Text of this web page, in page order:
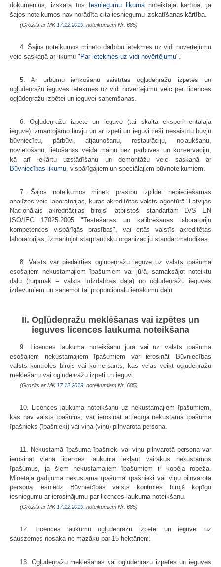
dokumentus, izskata tos Iesniegumu likumā noteiktajā kārtībā, ja
šajos noteikumos nav norādīta cita iesniegumu izskatīšanas kārtība.
(Grozīts ar MK 17.12.2019. noteikumiem Nr. 685)
4. Šajos noteikumos minēto darbību ietekmes uz vidi novērtējumu
veic saskaņā ar likumu "Par ietekmes uz vidi novērtējumu".
5. Ar urbumu ierīkošanu saistītas ogļūdeņražu izpētes un
ogļūdeņražu ieguves ietekmes uz vidi novērtējumu veic pēc licences
ogļūdeņražu izpētei un ieguvei saņemšanas.
6. Ogļūdeņražu izpētē un ieguvē (tai skaitā eksperimentālajā
ieguvē) izmantojamo būvju un ar izpēti un ieguvi tieši nesaistītu būvju
būvniecību, pārbūvi, atjaunošanu, restaurāciju, nojaukšanu,
novietošanu, lietošanas veida maiņu bez pārbūves un konservāciju,
kā arī iekārtu uzstādīšanu un demontāžu veic saskaņā ar
Būvniecības likumu , vispārīgajiem un speciālajiem būvnoteikumiem.
7. Šajos noteikumos minēto prasību izpildei nepieciešamās
analīzes veic laboratorijas, kuras akreditētas valsts aģentūrā "Latvijas
Nacionālais akreditācijas birojs" atbilstoši standartam LVS EN
ISO/IEC 17025:2005 "Testēšanas un kalibrēšanas laboratoriju
kompetences vispārīgās prasības", vai citās valstīs akreditētas
laboratorijas, izmantojot starptautisku organizāciju standartmetodikas.
8. Valsts var piedalīties ogļūdeņražu ieguvē uz valsts īpašumā
esošajiem nekustamajiem īpašumiem vai jūrā, samaksājot noteiktu
daļu (turpmāk – valsts līdzdalības daļa) no ogļūdeņražu ieguves
izdevumiem un saņemot tai proporcionālu ienākumu daļu.
II. Ogļūdeņražu meklēšanas vai izpētes un
ieguves licences laukuma noteikšana
9. Licences laukuma noteikšanu jūrā vai uz valsts īpašumā
esošajiem nekustamajiem īpašumiem var ierosināt Būvniecības
valsts kontroles birojs vai komersants, kas vēlas veikt ogļūdeņražu
meklēšanu vai ogļūdeņražu izpēti un ieguvi.
(Grozīts ar MK 17.12.2019. noteikumiem Nr. 685)
10. Licences laukuma noteikšanu uz nekustamajiem īpašumiem,
kas nav valsts īpašums, var ierosināt attiecīgā nekustamā īpašuma
īpašnieks (īpašnieki) vai viņa (viņu) pilnvarota persona.
11. Nekustamā īpašuma īpašnieki vai viņu pilnvarotā persona var
ierosināt vienā licences laukumā iekļaut vairākus nekustamos
īpašumus, ja šiem nekustamajiem īpašumiem ir kopēja robeža.
Minētajā gadījumā nekustamā īpašuma īpašnieki vai viņu pilnvarotā
persona iesniedz Būvniecības valsts kontroles birojā kopīgu
iesniegumu ar ierosinājumu par licences laukuma noteikšanu.
(Grozīts ar MK 17.12.2019. noteikumiem Nr. 685)
12. Licences laukumu ogļūdeņražu izpētei un ieguvei uz
sauszemes nosaka ne mazāku par 15 hektāriem.
13. Ogļūdeņražu meklēšanas vai ogļūdeņražu izpētes un ieguves